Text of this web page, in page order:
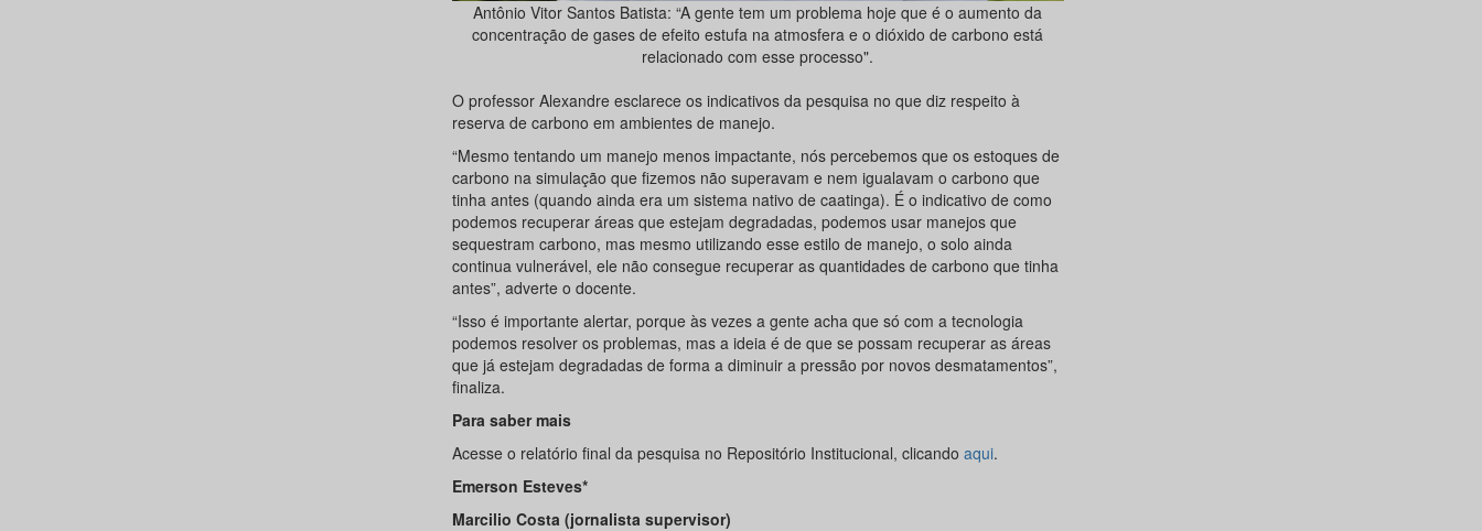
Antônio Vitor Santos Batista: “A gente tem um problema hoje que é o aumento da
concentração de gases de efeito estufa na atmosfera e o dióxido de carbono está
relacionado com esse processo".
O professor Alexandre esclarece os indicativos da pesquisa no que diz respeito à
reserva de carbono em ambientes de manejo.
“Mesmo tentando um manejo menos impactante, nós percebemos que os estoques de
carbono na simulação que fizemos não superavam e nem igualavam o carbono que
tinha antes (quando ainda era um sistema nativo de caatinga). É o indicativo de como
podemos recuperar áreas que estejam degradadas, podemos usar manejos que
sequestram carbono, mas mesmo utilizando esse estilo de manejo, o solo ainda
continua vulnerável, ele não consegue recuperar as quantidades de carbono que tinha
antes”, adverte o docente.
“Isso é importante alertar, porque às vezes a gente acha que só com a tecnologia
podemos resolver os problemas, mas a ideia é de que se possam recuperar as áreas
que já estejam degradadas de forma a diminuir a pressão por novos desmatamentos”,
finaliza.
Para saber mais
Acesse o relatório final da pesquisa no Repositório Institucional, clicando aqui.
Emerson Esteves*
Marcilio Costa (jornalista supervisor)